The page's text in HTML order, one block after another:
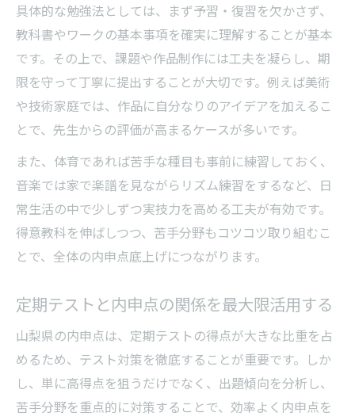
具体的な勉強法としては、まず予習・復習を欠かさず、
教科書やワークの基本事項を確実に理解することが基本
です。その上で、課題や作品制作には工夫を凝らし、期
限を守って丁寧に提出することが大切です。例えば美術
や技術家庭では、作品に自分なりのアイデアを加えるこ
とで、先生からの評価が高まるケースが多いです。
また、体育であれば苦手な種目も事前に練習しておく、
音楽では家で楽譜を見ながらリズム練習をするなど、日
常生活の中で少しずつ実技力を高める工夫が有効です。
得意教科を伸ばしつつ、苦手分野もコツコツ取り組むこ
とで、全体の内申点底上げにつながります。
定期テストと内申点の関係を最大限活用する
山梨県の内申点は、定期テストの得点が大きな比重を占
めるため、テスト対策を徹底することが重要です。しか
し、単に高得点を狙うだけでなく、出題傾向を分析し、
苦手分野を重点的に対策することで、効率よく内申点を